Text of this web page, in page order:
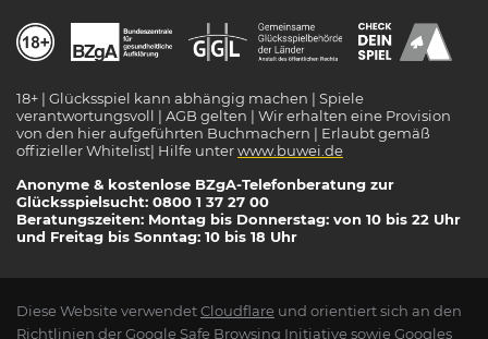
18+ | Glücksspiel kann abhängig machen | Spiele
verantwortungsvoll | AGB gelten | Wir erhalten eine Provision
von den hier aufgeführten Buchmachern | Erlaubt gemäß
offizieller Whitelist| Hilfe unterwww.buwei.de
Anonyme & kostenlose BZgA-Telefonberatung zur
Glücksspielsucht: 0800 1 37 27 00
Beratungszeiten: Montag bis Donnerstag: von 10 bis 22 Uhr
und Freitag bis Sonntag: 10 bis 18 Uhr
Diese Website verwendetCloudflare und orientiert sich an den
Richtlinien derGoogle Safe Browsing Initiative sowie Googles